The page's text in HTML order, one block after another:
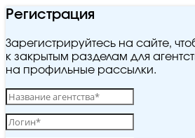
Регистрация
Зарегистрируйтесь на сайте,
к закрытым разделам для
на профильные рассылки.